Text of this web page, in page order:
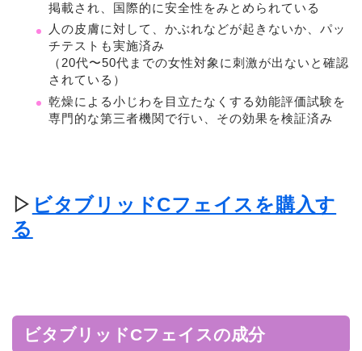
掲載され、国際的に安全性をみとめられている
人の皮膚に対して、かぶれなどが起きないか、パッ
チテストも実施済み
（20代〜50代までの女性対象に刺激が出ないと確認
されている）
乾燥による小じわを目立たなくする効能評価試験を
専門的な第三者機関で行い、その効果を検証済み
▷ ビタブリッドCフェイスを購入す
る
ビタブリッドCフェイスの成分